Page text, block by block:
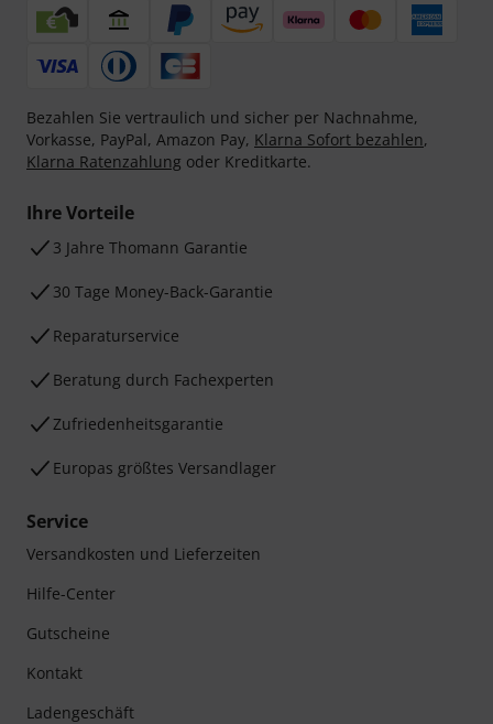
Bezahlen Sie vertraulich und sicher per Nachnahme,
Vorkasse, PayPal, Amazon Pay, Klarna Sofort bezahlen,
Klarna Ratenzahlung oder Kreditkarte.
Ihre Vorteile
3 Jahre Thomann Garantie
30 Tage Money-Back-Garantie
Reparaturservice
Beratung durch Fachexperten
Zufriedenheitsgarantie
Europas größtes Versandlager
Service
Versandkosten und Lieferzeiten
Hilfe-Center
Gutscheine
Kontakt
Ladengeschäft